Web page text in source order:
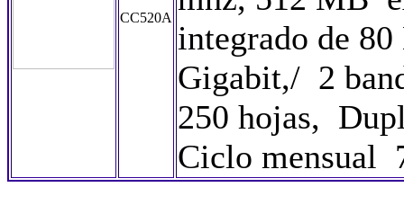
CC520A
integrado de
Gigabit,/ 2
250 hojas,
Ciclo mensual